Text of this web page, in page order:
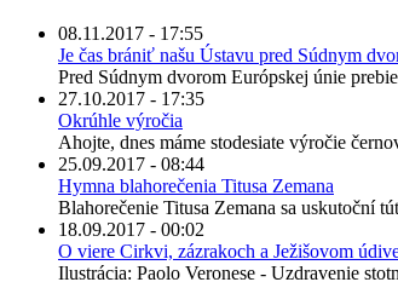
08.11.2017 - 17:55
Je čas brániť našu Ústavu pred Súdnym
Pred Súdnym dvorom Európskej únie
27.10.2017 - 17:35
Okrúhle výročia
Ahojte, dnes máme stodesiate výročie
25.09.2017 - 08:44
Hymna blahorečenia Titusa Zemana
Blahorečenie Titusa Zemana sa uskutoční
18.09.2017 - 00:02
O viere Cirkvi, zázrakoch a Ježišovom
Ilustrácia: Paolo Veronese - Uzdravenie